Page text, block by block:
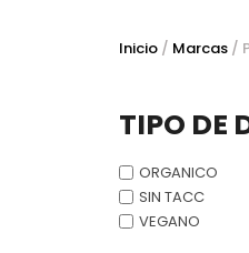
Inicio / Marcas /
TIPO DE
ORGANICO
SIN TACC
VEGANO